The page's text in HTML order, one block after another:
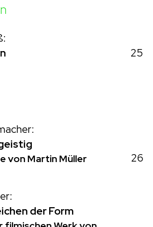
25
von Martin Müller 26
der Form